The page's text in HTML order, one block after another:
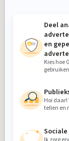
Aanmelden